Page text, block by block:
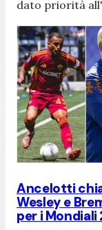
dato priorità
Ancelotti
Wesley e
per i